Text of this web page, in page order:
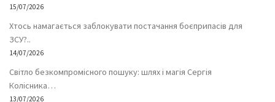
15/07/2026
Хтось намагається заблокувати постачання боєприпасів для
ЗСУ?..
14/07/2026
Світло безкомпромісного пошуку: шлях і магія Сергія
Колісника…
13/07/2026